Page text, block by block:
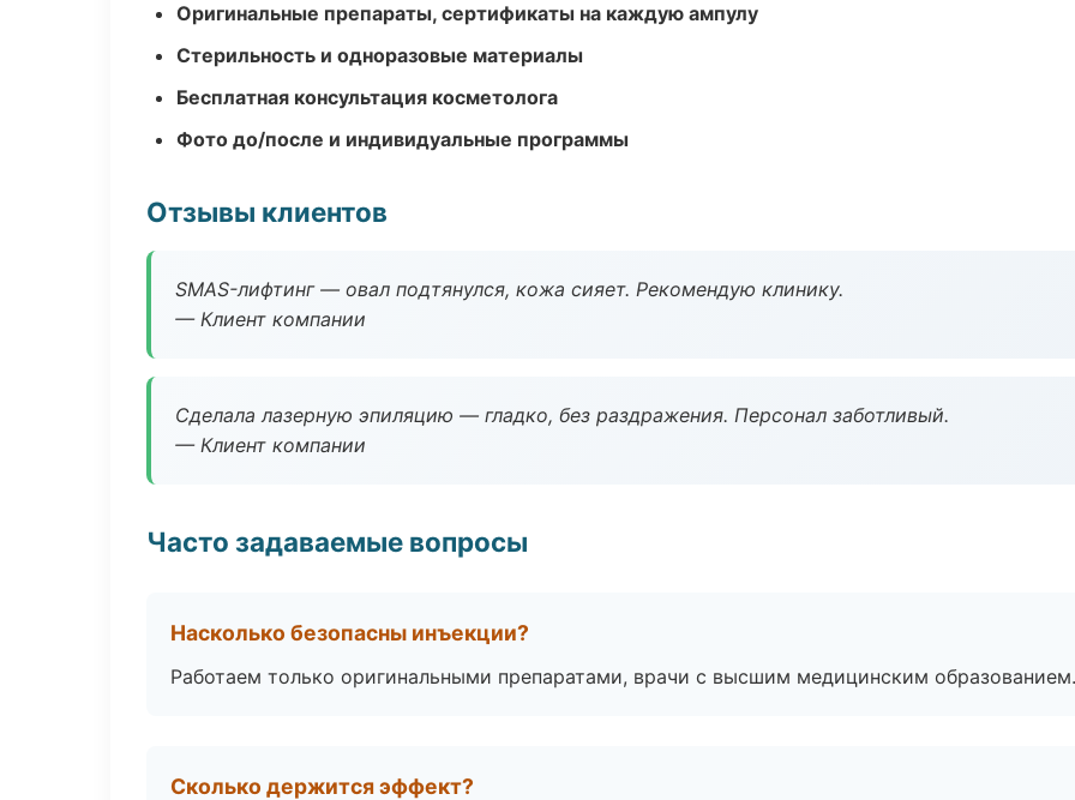
Оригинальные препараты, сертификаты на каждую ампулу
Стерильность и одноразовые материалы
Бесплатная консультация косметолога
Фото до/после и индивидуальные программы
Отзывы клиентов
SMAS-лифтинг — овал подтянулся, кожа сияет. Рекомендую клинику.
— Клиент компании
Сделала лазерную эпиляцию — гладко, без раздражения. Персонал заботливый.
— Клиент компании
Часто задаваемые вопросы
Насколько безопасны инъекции?
Работаем только оригинальными препаратами, врачи с высшим медицинским образованием.
Сколько держится эффект?